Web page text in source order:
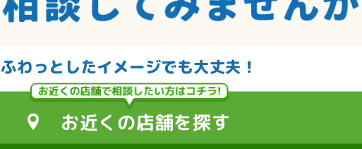
ふわっとしたイメージでも大丈夫！
お近くの店舗を探す